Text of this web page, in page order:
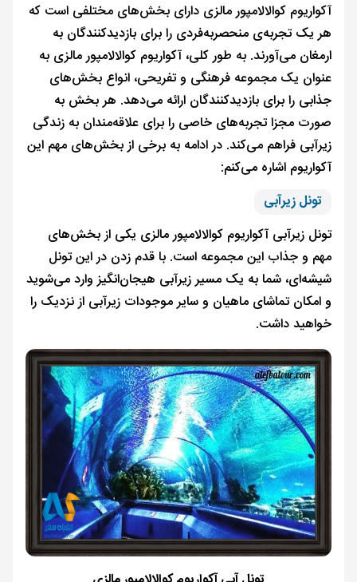
آکواریوم کوالالامپور مالزی دارای بخش‌های مختلفی است که
هر یک تجربه‌ی منحصربه‌فردی را برای بازدیدکنندگان به
ارمغان می‌آورند. به طور کلی، آکواریوم کوالالامپور مالزی به
عنوان یک مجموعه فرهنگی و تفریحی، انواع بخش‌های
جذابی را برای بازدیدکنندگان ارائه می‌دهد. هر بخش به
صورت مجزا تجربه‌های خاصی را برای علاقه‌مندان به زندگی
زیرآبی فراهم می‌کند. در ادامه به برخی از بخش‌های مهم این
آکواریوم اشاره می‌کنم:
تونل زیرآبی
تونل زیرآبی آکواریوم کوالالامپور مالزی یکی از بخش‌های
مهم و جذاب این مجموعه است. با قدم زدن در این تونل
شیشه‌ای، شما به یک مسیر زیرآبی هیجان‌انگیز وارد می‌شوید
و امکان تماشای ماهیان و سایر موجودات زیرآبی از نزدیک را
خواهید داشت.